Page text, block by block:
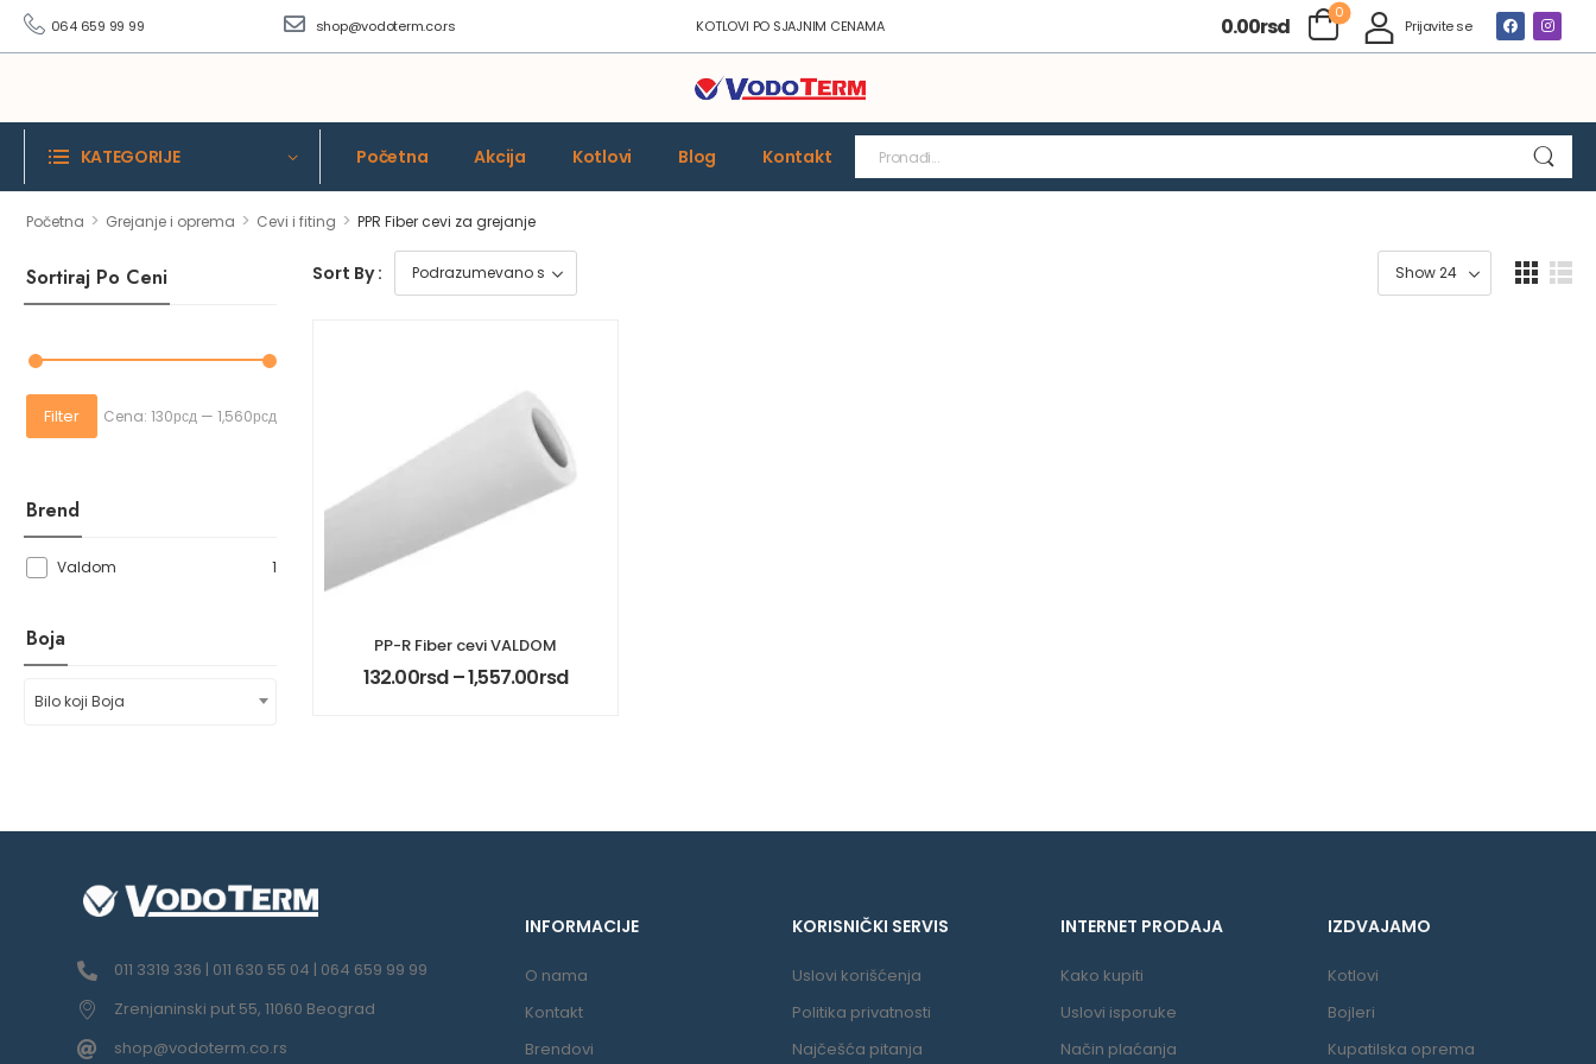
064 659 99 99 shop@vodoterm.co.rs KOTLOVI PO SJAJNIM CENAMA 0.00rsd
0
Prijavite se
KATEGORIJE Početna Akcija Kotlovi Blog Kontakt
Početna > Grejanje i oprema > Cevi i fiting > PPR Fiber cevi za grejanje
Sortiraj Po Ceni
Filter Cena: 130рсд — 1,560рсд
Brend
Valdom 1
Boja
Bilo koji Boja
Sort By :
PP-R Fiber cevi VALDOM
132.00rsd –1,557.00rsd
011 3319 336 | 011 630 55 04 | 064 659 99 99
Zrenjaninski put 55, 11060 Beograd
shop@vodoterm.co.rs
INFORMACIJE
O nama
Kontakt
Brendovi
KORISNIČKI SERVIS
Uslovi korišćenja
Politika privatnosti
Najčešća pitanja
INTERNET PRODAJA
Kako kupiti
Uslovi isporuke
Način plaćanja
IZDVAJAMO
Kotlovi
Bojleri
Kupatilska oprema